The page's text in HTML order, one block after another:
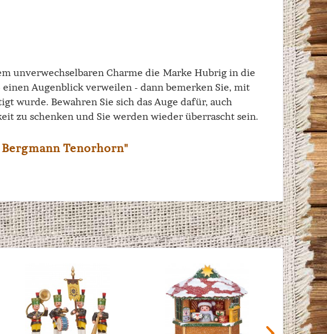
unverwechselbaren Charme die Marke Hubrig in die
Augenblick verweilen - dann bemerken Sie, mit
wurde. Bewahren Sie sich das Auge dafür, auch
zu schenken und Sie werden wieder überrascht sein.
Tenorhorn"